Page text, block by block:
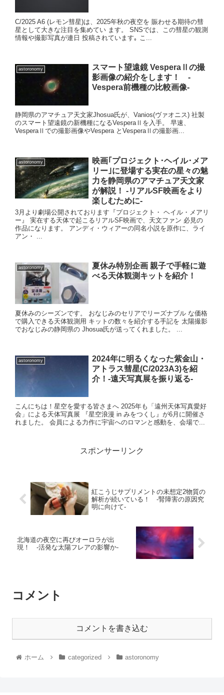
C/2025 A6 (レモン彗星)は、2025年秋の夜空を 賑わせる期待の彗
星として大きな注目を集めてい ます。 SNSでは、この彗星の観測
情報や撮影写真が連日 投稿されています｡ こ...
astoronomy
スマート望遠鏡 VesperaⅡの撮
影画像の紹介をします！ -
Vespera前機種の比較画像-
静岡県のアマチュア天文家Jhosua氏が、Vanios(ヴァオニス) 社製
のスマート望遠鏡の新機種になるVesperaⅡを入手。 早速、
VesperaⅡでの撮影画像やVespera とVesperaⅡの撮影画...
astoronomy
映画｢プロジェクト･ヘイル･メア
リー｣に登場する実在の星々の魅
力を静岡県のアマチュア天文家
が解説！ -リアルSF映画をより
楽しむために-
3月より劇場公開されております『プロジェクト・ ヘイル・メアリ
ー』 実在する天体で起こるリアルSF映画で、天文ファン 必見の
作品になります。 アンディ・ウィアーの同名小説を原作に、ライ
アン・ ...
astoronomy
夏休み特別企画 親子で手軽に遊
べる天体観測キットを紹介！
夏休みのシーズンです。 おなじみのセリアでリーズナブル な価格
で購入できる天体観測用 キットの数々を紹介する手記を 太陽撮影
でおなじみの静岡県の Jhosua氏が送ってくれました。 ...
astoronomy
2024年に明るくなった紫金山・
アトラス彗星(C/2023A3)を紹
介！-遠天写真展を振り返る-
こんにちは！星空を愛する皆さまへ 2025年も「遠州天体写真愛好
会」による天体写真展 『星空浪漫 in みをつくし』が6月に開催さ
れました。 会員による力作に宇宙へのロマンと感動を、会場で...
スポンサーリンク
紅こうじサプリメントの未想定2物質の
解析が続いている！ -腎障害の原因究
明に向けて-
北海道の夜空に再びオーロラが出
現！ -活発な太陽フレアの影響か-
コメント
コメントを書き込む
ホーム categorized astoronomy